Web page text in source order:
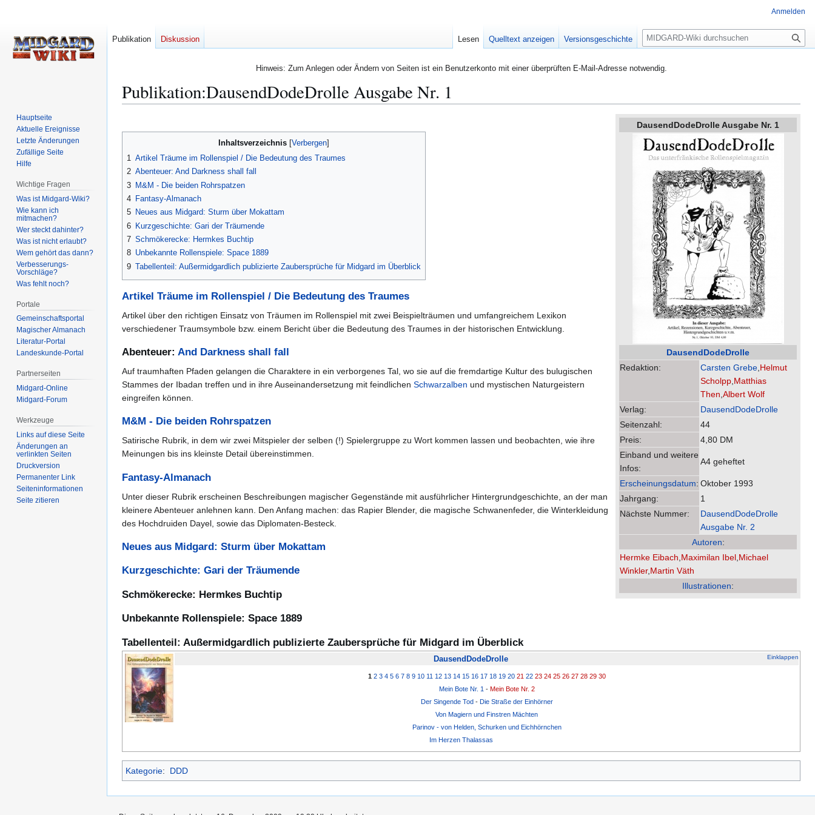
Hinweis: Zum Anlegen oder Ändern von Seiten ist ein Benutzerkonto mit einer überprüften E-Mail-Adresse notwendig.
Publikation:DausendDodeDrolle Ausgabe Nr. 1
Navigation
Suche
DausendDodeDrolle Ausgabe Nr. 1
DausendDodeDrolle
Redaktion:
Carsten Grebe Helmut
Scholpp Matthias
Then Albert Wolf
Verlag:
DausendDodeDrolle
Seitenzahl:
44
Preis:
4,80 DM
Einband und weitere
Infos:
A4 geheftet
Erscheinungsdatum: Oktober 1993
Jahrgang:
1
Nächste Nummer:
DausendDodeDrolle
Ausgabe Nr. 2
Autoren:
Hermke Eibach Maximilan Ibel Michael
Winkler, Martin Väth
Illustrationen:
Inhaltsverzeichnis
1 Artikel Träume im Rollenspiel / Die Bedeutung des Traumes
2 Abenteuer: And Darkness shall fall
3 M&M - Die beiden Rohrspatzen
4 Fantasy-Almanach
5 Neues aus Midgard: Sturm über Mokattam
6 Kurzgeschichte: Gari der Träumende
7 Schmökerecke: Hermkes Buchtip
8 Unbekannte Rollenspiele: Space 1889
9 Tabellenteil: Außermidgardlich publizierte Zaubersprüche für Midgard im Überblick
Artikel Träume im Rollenspiel / Die Bedeutung des Traumes
Artikel über den richtigen Einsatz von Träumen im Rollenspiel mit zwei Beispielträumen und umfangreichem Lexikon
verschiedener Traumsymbole bzw. einem Bericht über die Bedeutung des Traumes in der historischen Entwicklung.
Abenteuer: And Darkness shall fall
Auf traumhaften Pfaden gelangen die Charaktere in ein verborgenes Tal, wo sie auf die fremdartige Kultur des bulugischen
Stammes der Ibadan treffen und in ihre Auseinandersetzung mit feindlichen Schwarzalben und mystischen Naturgeistern
eingreifen können.
M&M - Die beiden Rohrspatzen
Satirische Rubrik, in dem wir zwei Mitspieler der selben (!) Spielergruppe zu Wort kommen lassen und beobachten, wie ihre
Meinungen bis ins kleinste Detail übereinstimmen.
Fantasy-Almanach
Unter dieser Rubrik erscheinen Beschreibungen magischer Gegenstände mit ausführlicher Hintergrundgeschichte, an der man
kleinere Abenteuer anlehnen kann. Den Anfang machen: das Rapier Blender, die magische Schwanenfeder, die Winterkleidung
des Hochdruiden Dayel, sowie das Diplomaten-Besteck.
Neues aus Midgard: Sturm über Mokattam
Kurzgeschichte: Gari der Träumende
Schmökerecke: Hermkes Buchtip
Unbekannte Rollenspiele: Space 1889
Tabellenteil: Außermidgardlich publizierte Zaubersprüche für Midgard im Überblick
Einklappen
DausendDodeDrolle
1 2 3 4 5 6 7 8 9 10 11 12 13 14 15 16 17 18 19 20 21 22 23 24 25 26 27 28 29 30
Mein Bote Nr. 1 - Mein Bote Nr. 2
Der Singende Tod- Die Straße der Einhörner
Von Magiern und Finstren Mächten
Parinov - von Helden, Schurken und Eichhörnchen
Im Herzen Thalassas
Kategorie: DDD
Anmelden
Publikation Diskussion Lesen Quelltext anzeigen Versionsgeschichte
S
u
h
Hauptseite
Aktuelle Ereignisse
Letzte Änderungen
Zufällige Seite
Hilfe
Wichtige Fragen
Was ist Midgard-Wiki?
Wie kann ich
mitmachen?
Wer steckt dahinter?
Was ist nicht erlaubt?
Wem gehört das dann?
Verbesserungs-
Vorschläge?
Was fehlt noch?
Portale
Gemeinschafts­portal
Magischer Almanach
Literatur-Portal
Landeskunde-Portal
Partnerseiten
Midgard-Online
Midgard-Forum
Werkzeuge
Links auf diese Seite
Änderungen an
verlinkten Seiten
Druckversion
Permanenter Link
Seiten­­informationen
Seite zitieren